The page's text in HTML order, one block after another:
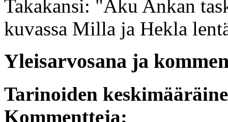
Takakansi: "Aku Ankan
kuvassa Milla ja Hekla
Yleisarvosana ja
Tarinoiden
Kommentteja: